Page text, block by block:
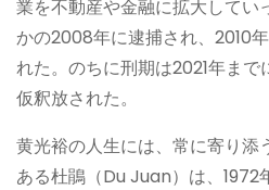
業を不動産や金融に拡大してい
かの2008年に逮捕され、2010
れた。のちに刑期は2021年ま
仮釈放された。
黄光裕の人生には、常に寄り添
ある杜鵑（Du Juan）は、1972